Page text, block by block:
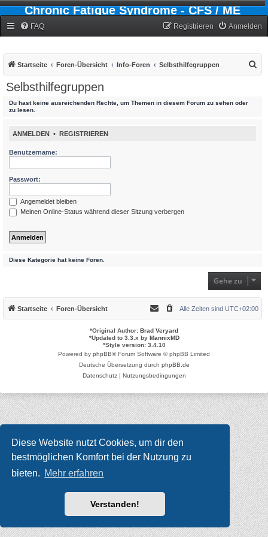
Diese Website nutzt Cookies, um dir den
bestmöglichen Komfort bei der Nutzung zu
bieten. Mehr erfahren
Verstanden!
Chronic Fatigue Syndrome - CFS / ME
FAQ Anmelden
Registrieren
Startseite Foren-Übersicht Info-Foren Selbsthilfegruppen
Selbsthilfegruppen
Du hast keine ausreichenden Rechte, um Themen in diesem Forum zu sehen oder
zu lesen.
ANMELDEN • REGISTRIEREN
Benutzername:
Passwort:
Angemeldet bleiben
Meinen Online-Status während dieser Sitzung verbergen
Diese Kategorie hat keine Foren.
Gehe zu
Startseite Foren-Übersicht Alle Zeiten sind UTC+02:00
*Original Author: Brad Veryard
*Updated to 3.3.x by MannixMD
*Style version: 3.4.10
Powered by phpBB® Forum Software © phpBB Limited
Deutsche Übersetzung durch phpBB.de
Datenschutz| Nutzungsbedingungen